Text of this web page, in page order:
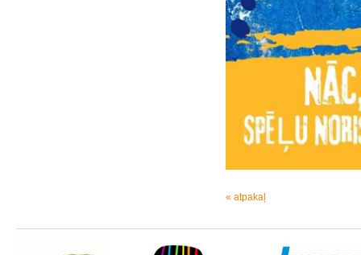
« atpakaļ